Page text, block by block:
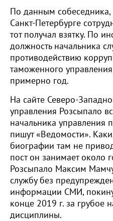
По данным
Санкт-Петербурге
тот получал взятку. По
должность начальника
противодействию
таможенного
примерно год.
На сайте Северо-
управления Розсыпало
начальника управления
пишут «Ведомости».
биографии там не
пост он занимает около
Розсыпало Максим
службу без
информации СМИ,
конце 2019 г. за грубое
дисциплины.